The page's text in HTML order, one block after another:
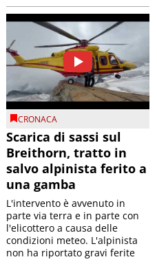
CRONACA
Scarica di sassi sul
Breithorn, tratto in
salvo alpinista ferito a
una gamba
L'intervento è avvenuto in
parte via terra e in parte con
l'elicottero a causa delle
condizioni meteo. L'alpinista
non ha riportato gravi ferite